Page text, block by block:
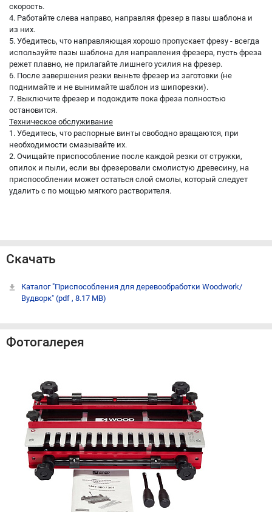
скорость.
4. Работайте слева направо, направляя фрезер в пазы шаблона и
из них.
5. Убедитесь, что направляющая хорошо пропускает фрезу - всегда
используйте пазы шаблона для направления фрезера, пусть фреза
режет плавно, не прилагайте лишнего усилия на фрезер.
6. После завершения резки выньте фрезер из заготовки (не
поднимайте и не вынимайте шаблон из шипорезки).
7. Выключите фрезер и подождите пока фреза полностью
остановится.
Техническое обслуживание
1. Убедитесь, что распорные винты свободно вращаются, при
необходимости смазывайте их.
2. Очищайте приспособление после каждой резки от стружки,
опилок и пыли, если вы фрезеровали смолистую древесину, на
приспособлении может остаться слой смолы, который следует
удалить с по мощью мягкого растворителя.
Скачать
Каталог "Приспособления для деревообработки Woodwork/
Вудворк"(pdf , 8.17 MB)
Фотогалерея